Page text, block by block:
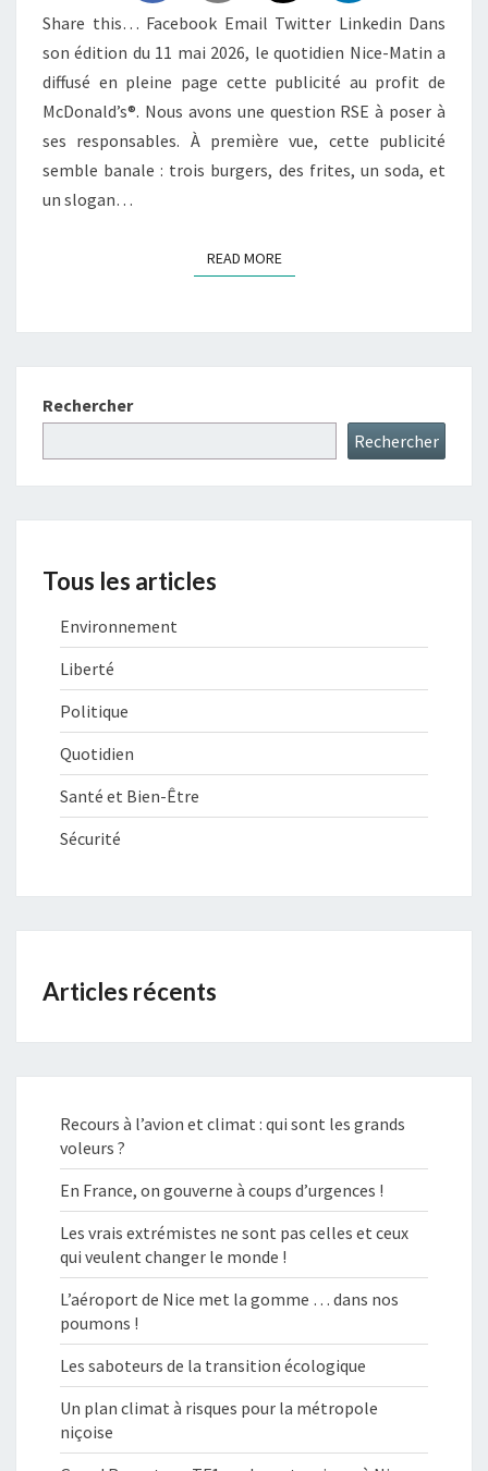
Share this… Facebook Email Twitter Linkedin Dans
son édition du 11 mai 2026, le quotidien Nice-Matin a
diffusé en pleine page cette publicité au profit de
McDonald’s®. Nous avons une question RSE à poser à
ses responsables. À première vue, cette publicité
semble banale : trois burgers, des frites, un soda, et
un slogan…
READ MOREREAD MORE
Rechercher
Rechercher
Tous les articles
Environnement
Liberté
Politique
Quotidien
Santé et Bien-Être
Sécurité
Articles récents
Recours à l’avion et climat : qui sont les grands
voleurs ?
En France, on gouverne à coups d’urgences !
Les vrais extrémistes ne sont pas celles et ceux
qui veulent changer le monde !
L’aéroport de Nice met la gomme … dans nos
poumons !
Les saboteurs de la transition écologique
Un plan climat à risques pour la métropole
niçoise